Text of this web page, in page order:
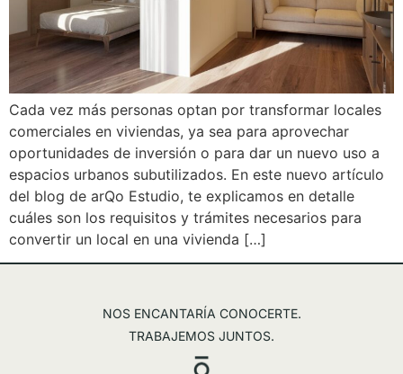
Cada vez más personas optan por transformar locales
comerciales en viviendas, ya sea para aprovechar
oportunidades de inversión o para dar un nuevo uso a
espacios urbanos subutilizados. En este nuevo artículo
del blog de arQo Estudio, te explicamos en detalle
cuáles son los requisitos y trámites necesarios para
convertir un local en una vivienda […]
NOS ENCANTARÍA CONOCERTE.
TRABAJEMOS JUNTOS.